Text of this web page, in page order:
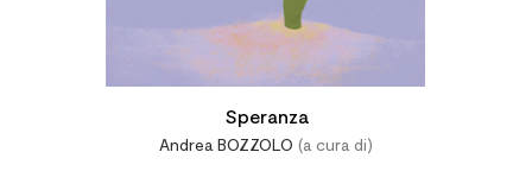
Speranza
Andrea BOZZOLO (a cura di)